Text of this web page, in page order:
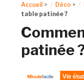
Accueil > Déco >
table patinée ?
patinée